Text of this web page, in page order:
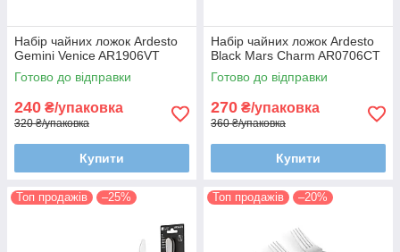
Набір чайних ложок Ardesto
Gemini Venice AR1906VT
Готово до відправки
240 ₴/упаковка
320 ₴/упаковка
Купити
Набір чайних ложок Ardesto
Black Mars Charm AR0706CT
Готово до відправки
270 ₴/упаковка
360 ₴/упаковка
Купити
Топ продажів –25% Топ продажів –20%